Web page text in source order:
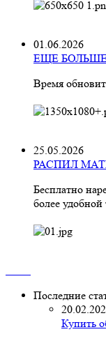
01.06.2026
ЕЩЕ
Время
25.05.2026
РАСПИЛ
Бесплатно
более
Последние
Купить